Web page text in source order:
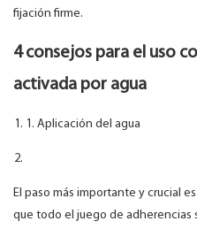
fijación firme.
4 consejos para el uso
activada por agua
1. Aplicación del agua
El paso más importante y crucial
que todo el juego de adherencias